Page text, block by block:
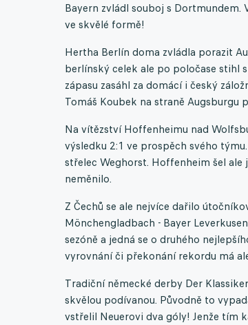
Bayern zvládl souboj s
ve skvělé formě!
Hertha Berlín doma zvládla porazit
berlínský celek ale po poločase stihl
zápasu zasáhl za domácí i český
Tomáš Koubek na straně Augsburgu
Na vítězství Hoffenheimu nad
výsledku 2:1 ve prospěch svého
střelec Weghorst. Hoffenheim šel ale
neměnilo.
Z Čechů se ale nejvíce dařilo
Mönchengladbach - Bayer
sezóně a jedná se o druhého
vyrovnání či překonání rekordu má
Tradiční německé derby Der
skvělou podívanou. Původně to
vstřelil Neuerovi dva góly! Jenže tím